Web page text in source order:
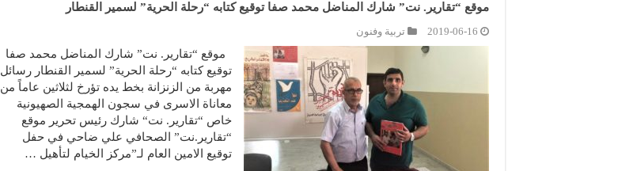
موقع “تقارير. نت” شارك المناضل محمد صفا توقيع كتابه “رحلة الحرية” لسمير القنطار
2019-06-16 تربية وفنون
موقع “تقارير. نت” شارك المناضل محمد صفا
توقيع كتابه “رحلة الحرية” لسمير القنطار رسائل
مهربة من الزنزانة بخط يده تؤرخ لثلاثين عاماً من
معاناة الاسرى في سجون الهمجية الصهيونية
خاص “تقارير. نت“ شارك رئيس تحرير موقع
“تقارير.نت” الصحافي علي ضاحي في حفل
توقيع الامين العام لـ”مركز الخيام لتأهيل …